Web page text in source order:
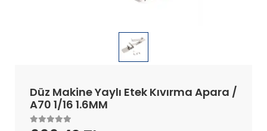
Düz Makine Yaylı Etek Kıvırma Apara /
A70 1/16 1.6MM